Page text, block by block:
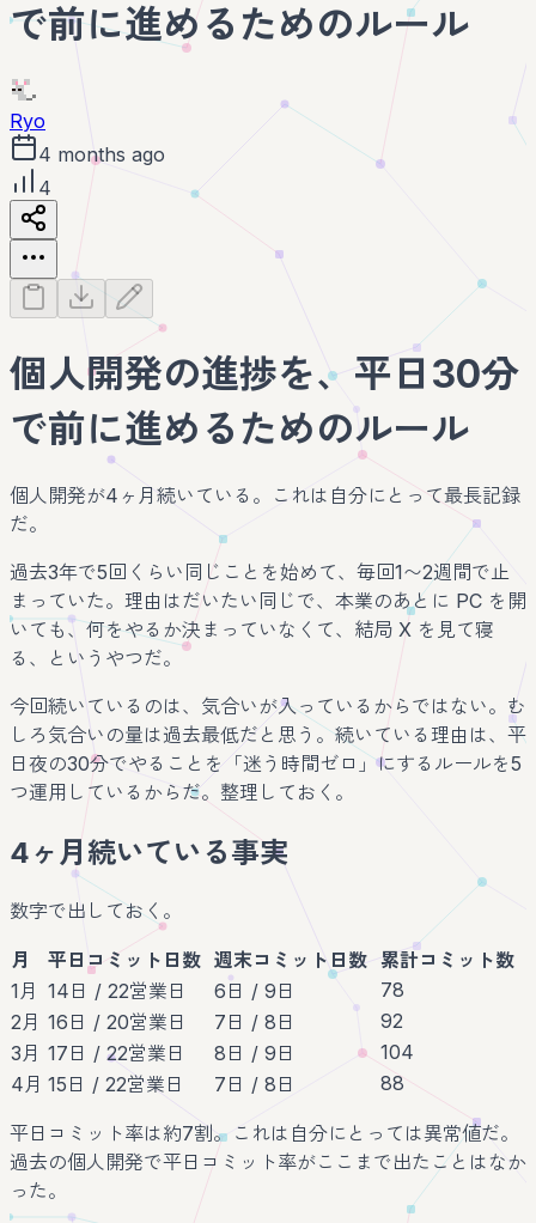
で前に進めるためのルール
Ryo
4 months ago
4
個人開発の進捗を、平日30分
で前に進めるためのルール
個人開発が4ヶ月続いている。これは自分にとって最長記録
だ。
過去3年で5回くらい同じことを始めて、毎回1〜2週間で止
まっていた。理由はだいたい同じで、本業のあとに PC を開
いても、何をやるか決まっていなくて、結局 X を見て寝
る、というやつだ。
今回続いているのは、気合いが入っているからではない。む
しろ気合いの量は過去最低だと思う。続いている理由は、平
日夜の30分でやることを「迷う時間ゼロ」にするルールを5
つ運用しているからだ。整理しておく。
4ヶ月続いている事実
数字で出しておく。
月 平日コミット日数 週末コミット日数 累計コミット数
1月 14日 / 22営業日 6日 / 9日
78
2月 16日 / 20営業日 7日 / 8日
92
3月 17日 / 22営業日 8日 / 9日
104
4月 15日 / 22営業日 7日 / 8日 88
平日コミット率は約7割。これは自分にとっては異常値だ。
過去の個人開発で平日コミット率がここまで出たことはなか
った。